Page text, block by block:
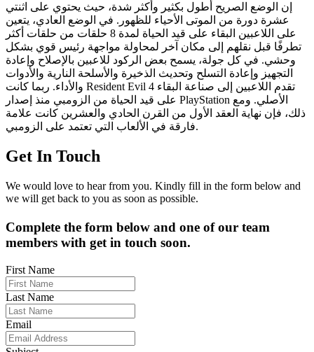
إن الوضع الصريح أطول بكثير وأكثر شدة، حيث يحتوي على اثنتي
عشرة دورة من الموتى الأحياء للظهور. في الوضع العادي، يتعين
على اللاعبين البقاء على قيد الحياة لمدة 8 حلقات من حلقات أكثر
تطرفًا قبل نقلهم إلى مكان آخر لمحاولة مواجهة رئيس قوي بشكل
وحشي. في كل جولة، يسمح بعض الركود للاعبين بالإصلاح وإعادة
التجهيز وإعادة التسلح وتحديث الذخيرة والأسلحة النارية والأدوات
والأداء. ربما كانت Resident Evil 4 تقدم اللاعبين إلى صناعة البقاء
على قيد الحياة من الزومبي منذ إصدار PlayStation الأصلي. ومع
ذلك، فإن نهاية العقد الأول من القرن الحادي والعشرين كانت علامة
فارقة في الألعاب التي تعتمد على الزومبي.
Get In Touch
We would love to hear from you. Kindly fill in the form below and
we will get back to you as soon as possible.
Complete the form below and one of our team
members with get in touch soon.
First Name
Last Name
Email